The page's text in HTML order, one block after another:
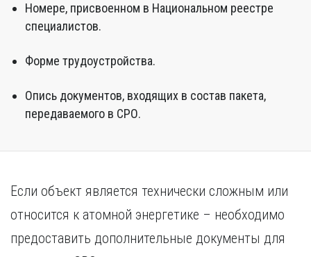
Номере, присвоенном в Национальном реестре
специалистов.
Форме трудоустройства.
Опись документов, входящих в состав пакета,
передаваемого в СРО.
Если объект является технически сложным или
относится к атомной энергетике – необходимо
предоставить дополнительные документы для